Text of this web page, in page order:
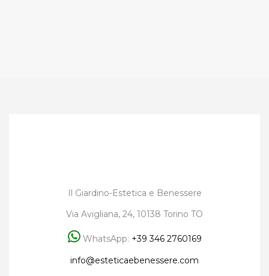
Il Giardino-Estetica e Benessere
Via Avigliana, 24, 10138 Torino TO
WhatsApp: +39 346 2760169
info@esteticaebenessere.com